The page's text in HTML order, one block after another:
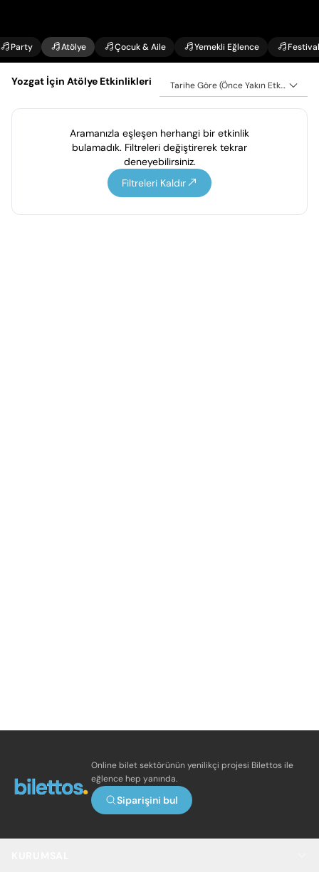
Party Atölye Çocuk & Aile Yemekli Eğlence Festival
Yozgat İçin Atölye Etkinlikleri Tarihe Göre (Önce Yakın Etkinlikler)
Aramanızla eşleşen herhangi bir etkinlik
bulamadık. Filtreleri değiştirerek tekrar
deneyebilirsiniz.
Filtreleri Kaldır
Online bilet sektörünün yenilikçi projesi Bilettos ile
eğlence hep yanında.
Siparişini bul